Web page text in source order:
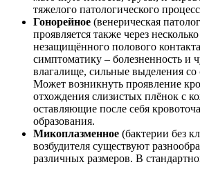
тяжелого патологического
Гонорейное (венерическая
проявляется также через
незащищённого полового
симптоматику – болезненность и
влагалище, сильные выделения
Может возникнуть проявление
отхождения слизистых плёнок с
оставляющие после себя
образования.
Микоплазменное (бактерии без
возбудителя существуют
различных размеров. В